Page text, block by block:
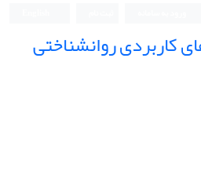
کاربردی روانشناختی